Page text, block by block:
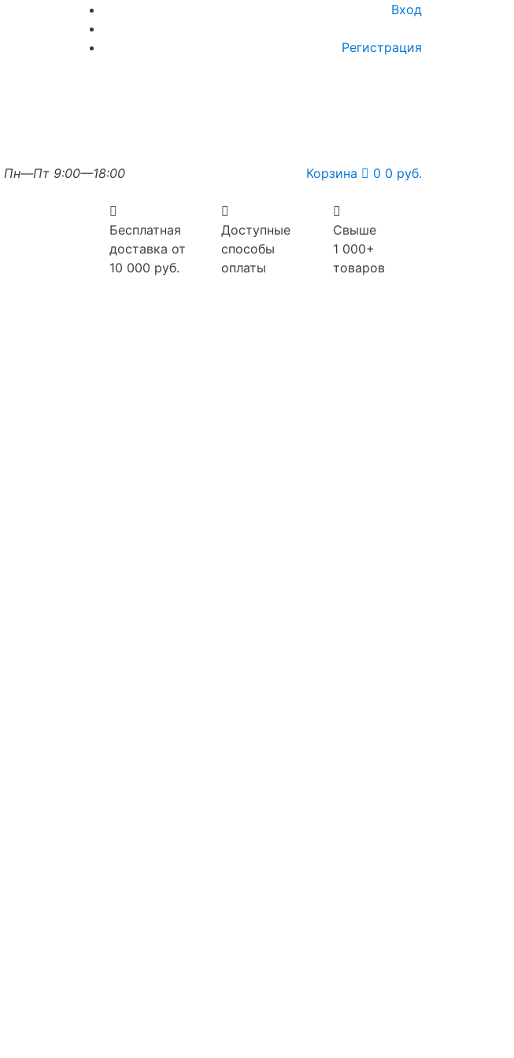
Вход
Регистрация
Пн—Пт 9:00—18:00
Корзина 0 0 руб.
Бесплатная
доставка от
10 000 руб.
Доступные
способы
оплаты
Свыше
1 000+
товаров